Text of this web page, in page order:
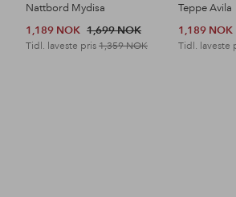
Nattbord Mydisa
1,189 NOK 1,699 NOK
Tidl. laveste pris 1,359 NOK
Teppe Avila
1,189 NOK
Tidl. laveste